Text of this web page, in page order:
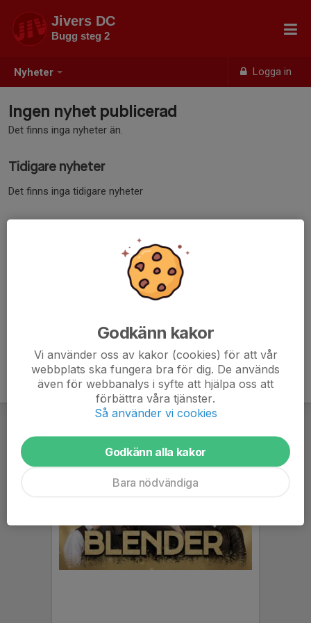
Nyheter Logga in
Jivers DC
Bugg steg 2
Ingen nyhet publicerad
Det finns inga nyheter än.
Tidigare nyheter
Det finns inga tidigare nyheter
Godkänn kakor
Vi använder oss av kakor (cookies) för att vår
webbplats ska fungera bra för dig. De används
även för webbanalys i syfte att hjälpa oss att
förbättra våra tjänster.
Så använder vi cookies
Godkänn alla kakor
Bara nödvändiga